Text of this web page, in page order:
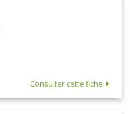
Consulter cette fiche